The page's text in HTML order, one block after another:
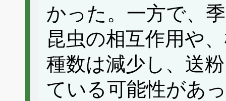
かった。一方で、
昆虫の相互作用や
種数は減少し、送
ている可能性があ